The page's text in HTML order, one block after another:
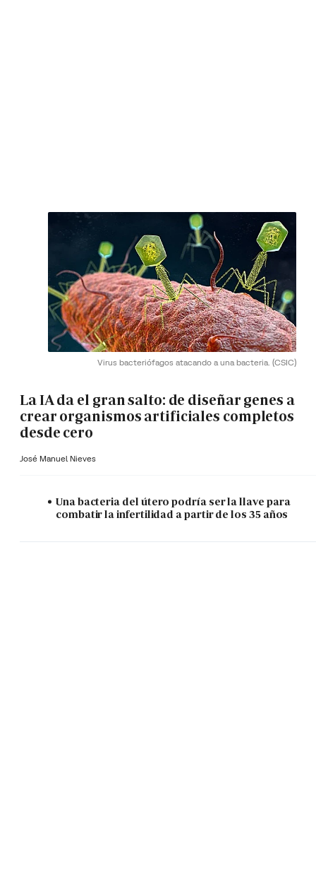
Virus bacteriófagos atacando a una bacteria. (CSIC)
La IA da el gran salto: de diseñar genes a
crear organismos artificiales completos
desde cero
José Manuel Nieves
Una bacteria del útero podría ser la llave para
combatir la infertilidad a partir de los 35 años